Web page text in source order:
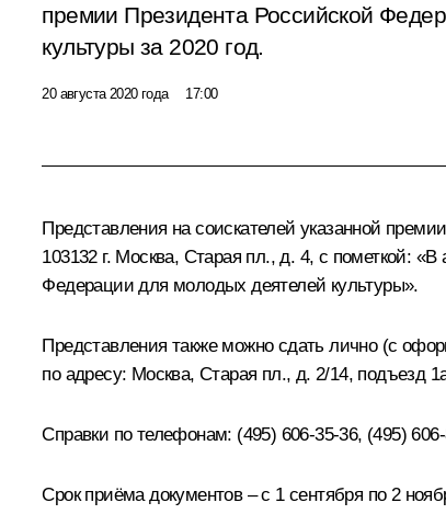
премии Президента Российской
культуры за 2020 год.
20 августа 2020 года 17:00
Представления на соискателей указанной
103132 г. Москва, Старая пл., д. 4, с пометкой:
Федерации для молодых деятелей культуры».
Представления также можно сдать лично (с
по адресу: Москва, Старая пл., д. 2/14, подъезд
Справки по телефонам: (495) 606‑35‑36, (495)
Срок приёма документов – с 1 сентября по 2